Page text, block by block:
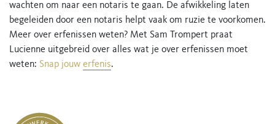
wachten om naar een notaris te gaan. De afwikkeling laten
begeleiden door een notaris helpt vaak om ruzie te voorkomen.
Meer over erfenissen weten? Met Sam Trompert praat
Lucienne uitgebreid over alles wat je over erfenissen moet
weten: Snap jouw erfenis.